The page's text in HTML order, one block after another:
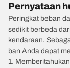
Pernyataan
Peringkat beban
sedikit berbeda
kendaraan.
ban Anda dapat
1.